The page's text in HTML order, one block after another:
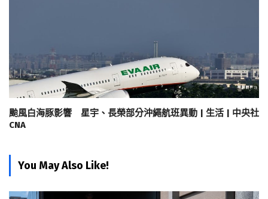
颱風白海豚影響 星宇、長榮部分沖繩航班異動 | 生活 | 中央社
CNA
You May Also Like!